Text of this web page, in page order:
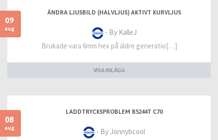
09
aug
ÄNDRA LJUSBILD (HALVLJUS) AKTIVT KURVLJUS
- By KalleJ
Brukade vara 6mm hex på äldre generatio[…]
VISA INLÄGG
08
aug
LADDTRYCKSPROBLEM B5244T C70
- By Jonnybcool